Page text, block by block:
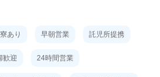
寮あり 早朝営業 託児所提携
歓迎 24時間営業